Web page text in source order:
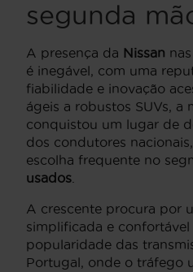
segunda
A presença da Nissan
é inegável, com uma
fiabilidade e inovação
ágeis a robustos SUVs, a
conquistou um lugar de
dos condutores
escolha frequente no
usados
A crescente procura por
simplificada e
popularidade das
Portugal, onde o tráfego